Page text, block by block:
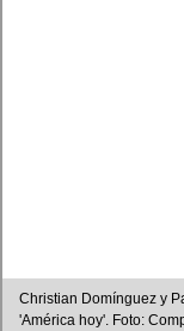
Christian Domínguez y
'América hoy'. Foto: